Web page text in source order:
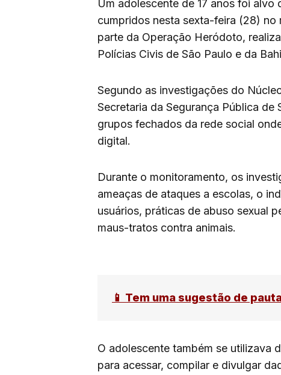
Um adolescente de 17 anos foi
cumpridos nesta sexta-feira (28) no
parte da Operação Heródoto,
Polícias Civis de São Paulo e da
Segundo as investigações do
Secretaria da Segurança Pública
grupos fechados da rede social
digital.
Durante o monitoramento, os
ameaças de ataques a escolas, o
usuários, práticas de abuso sexual
maus-tratos contra animais.
📱 Tem uma sugestão de
O adolescente também se utilizava
para acessar, compilar e divulgar